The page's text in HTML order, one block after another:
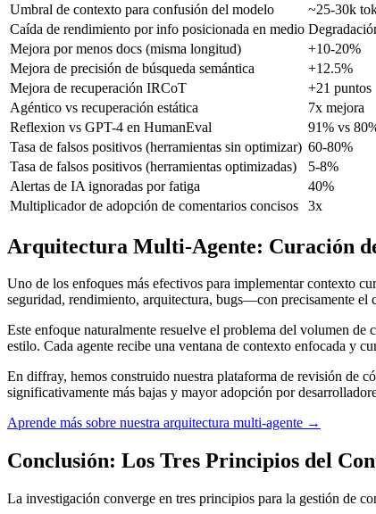
Umbral de contexto para confusión del modelo
~25-30k
Caída de rendimiento por info posicionada en medio
Mejora por menos docs (misma longitud)
+10-20%
Mejora de precisión de búsqueda semántica
+12.5%
Mejora de recuperación IRCoT
+21 puntos
Agéntico vs recuperación estática
7x mejora
Reflexion vs GPT-4 en HumanEval
91% vs
Tasa de falsos positivos (herramientas sin optimizar) 60-80%
Tasa de falsos positivos (herramientas optimizadas)
5-8%
Alertas de IA ignoradas por fatiga
40%
Multiplicador de adopción de comentarios concisos
3x
Arquitectura Multi-Agente: Curación
Uno de los enfoques más efectivos para implementar contexto
seguridad, rendimiento, arquitectura, bugs—con precisamente el
Este enfoque naturalmente resuelve el problema del volumen de
estilo. Cada agente recibe una ventana de contexto enfocada y
En diffray, hemos construido nuestra plataforma de revisión de
significativamente más bajas y mayor adopción por
Aprende más sobre nuestra arquitectura multi-agente →
Conclusión: Los Tres Principios del
La investigación converge en tres principios para la gestión de